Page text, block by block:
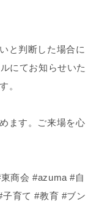
と判断した場合に
にてお知らせいた
。
ます。ご来場を心
商会 #azuma #自
育て #教育 #ブン